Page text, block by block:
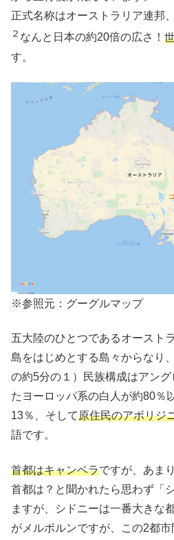
正式名称はオーストラリア連邦
２ なんと日本の約20倍の広さ！
す。
※参照元：グーグルマップ
五大陸のひとつであるオースト
島をはじめとする島々からなり
の約5分の１）民族構成はアン
たヨーロッパ系の白人が約80％
13％、そして原住民のアボリジ
語です。
首都はキャンベラですが、あま
首都は？と聞かれたら思わず「
ますが、シドニーは一番大きな
がメルボルンですが、この2都